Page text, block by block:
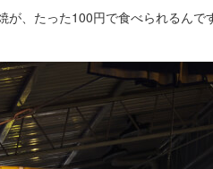
、たった100円で食べられるんで